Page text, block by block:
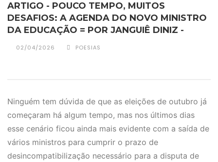
ARTIGO - POUCO TEMPO, MUITOS
DESAFIOS: A AGENDA DO NOVO MINISTRO
DA EDUCAÇÃO = POR JANGUIÊ DINIZ -
02/04/2026 POESIAS
Ninguém tem dúvida de que as eleições de outubro já
começaram há algum tempo, mas nos últimos dias
esse cenário ficou ainda mais evidente com a saída de
vários ministros para cumprir o prazo de
desincompatibilização necessário para a disputa de